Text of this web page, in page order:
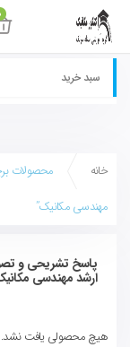
سبد خرید
خانه
محصولات
مهندسی مکانیک”
پاسخ تشریحی و
ارشد مهندسی
هیچ محصولی یافت نشد.